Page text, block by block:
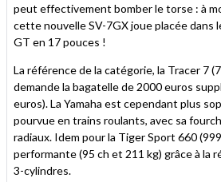
peut effectivement bomber le torse : à
cette nouvelle SV-7GX joue placée dans
GT en 17 pouces !
La référence de la catégorie, la Tracer 7
demande la bagatelle de 2000 euros
euros). La Yamaha est cependant plus
pourvue en trains roulants, avec sa
radiaux. Idem pour la Tiger Sport 660
performante (95 ch et 211 kg) grâce à la
3-cylindres.